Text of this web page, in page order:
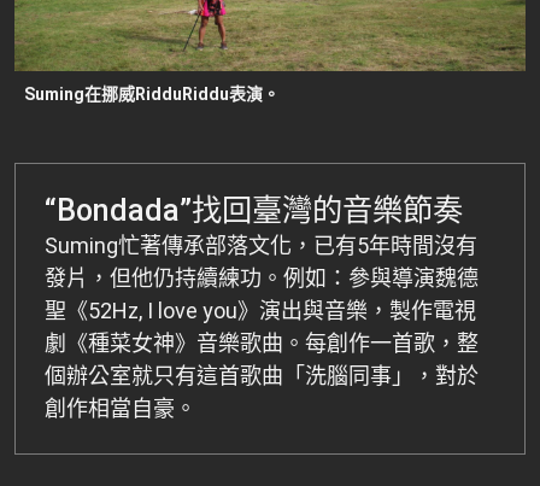
Suming在挪威RidduRiddu表演。
“Bondada”找回臺灣的音樂節奏
Suming忙著傳承部落文化，已有5年時間沒有
發片，但他仍持續練功。例如：參與導演魏德
聖《52Hz, I love you》演出與音樂，製作電視
劇《種菜女神》音樂歌曲。每創作一首歌，整
個辦公室就只有這首歌曲「洗腦同事」，對於
創作相當自豪。